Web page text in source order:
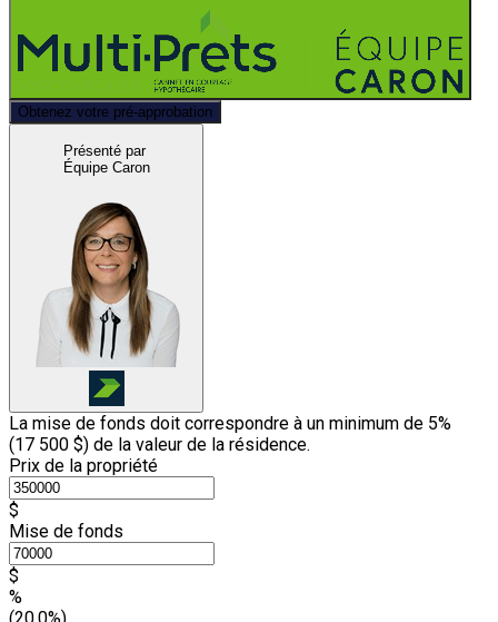
Obtenez votre pré-approbation
Présenté par
Équipe Caron
La mise de fonds doit correspondre à un minimum de 5%
(17 500 $) de la valeur de la résidence.
Prix de la propriété
$
Mise de fonds
$
%